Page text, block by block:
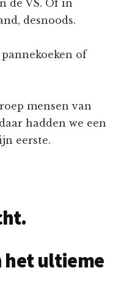
de VS. Of in
desnoods.
of
mensen van
hadden we een
eerste.
het ultieme